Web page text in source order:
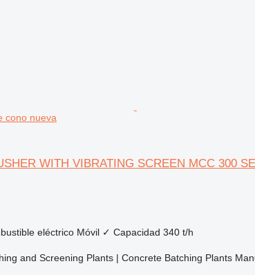
cono nueva
WITH VIBRATING SCREEN MCC 300
eléctrico Móvil ✓ Capacidad 340 t/h
and Screening Plants | Concrete Batching Plants